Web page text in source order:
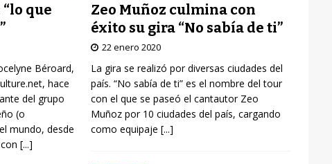
que
Béroard,
hace
del grupo
(o
mundo, desde
[...]
Zeo Muñoz culmina con
éxito su gira “No sabía de ti”
22 enero 2020
La gira se realizó por diversas ciudades del
país. “No sabía de ti” es el nombre del tour
con el que se paseó el cantautor Zeo
Muñoz por 10 ciudades del país, cargando
como equipaje [...]